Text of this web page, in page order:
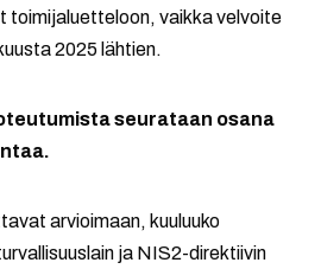
toimijaluetteloon, vaikka velvoite
2025 lähtien.
seurataan osana
arvioimaan, kuuluuko
ja NIS2-direktiivin